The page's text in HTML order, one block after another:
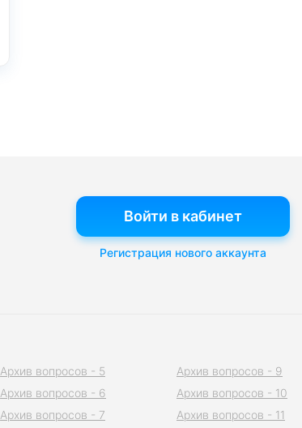
Войти в кабинет
Регистрация нового аккаунта
Архив вопросов - 5
Архив вопросов - 6
Архив вопросов - 7
Архив вопросов - 9
Архив вопросов - 10
Архив вопросов - 11